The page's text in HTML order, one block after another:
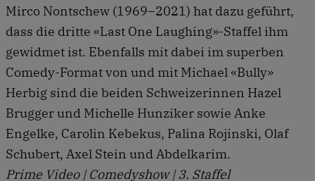
Mirco Nontschew (1969–2021) hat dazu geführt,
dass die dritte «Last One Laughing»-Staffel ihm
gewidmet ist. Ebenfalls mit dabei im superben
Comedy-Format von und mit Michael «Bully»
Herbig sind die beiden Schweizerinnen Hazel
Brugger und Michelle Hunziker sowie Anke
Engelke, Carolin Kebekus, Palina Rojinski, Olaf
Schubert, Axel Stein und Abdelkarim.
Prime Video | Comedyshow | 3. Staffel